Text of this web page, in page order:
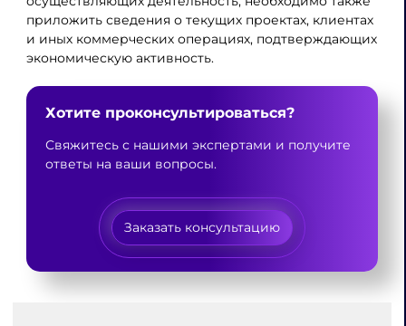
приложить сведения о текущих проектах, клиентах
и иных коммерческих операциях, подтверждающих
экономическую активность.
Хотите проконсультироваться?
Свяжитесь с нашими экспертами и получите
ответы на ваши вопросы.
Заказать консультацию